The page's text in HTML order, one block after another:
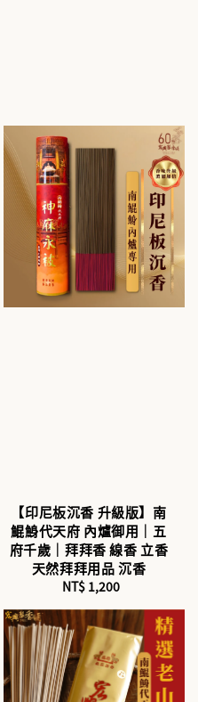
【印尼板沉香 升級版】南
鯤鯓代天府 內爐御用｜五
府千歲｜拜拜香 線香 立香
天然拜拜用品 沉香
Regular
price
NT$ 1,200